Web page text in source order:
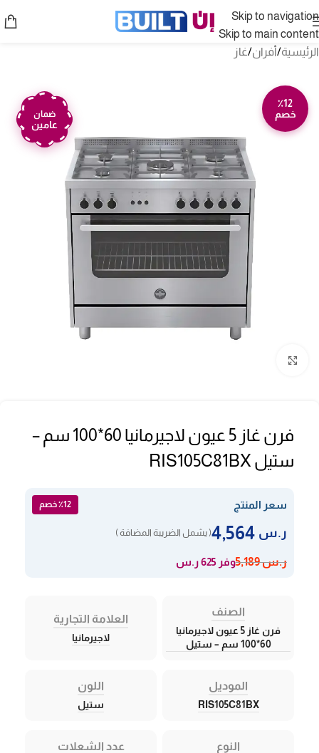
Skip to navigation
Skip to main content
الرئيسية/أفران/غاز
٪12
خصم
ضمان
عامين
فرن غاز 5 عيون لاجيرمانيا 60*100 سم –
ستيل RIS105C81BX
سعر المنتج ٪12 خصم
ر.س ( يشمل الضريبة المضافة )
ر.س5,189 وفر 625 ر.س
الصنف
فرن غاز 5 عيون لاجيرمانيا
60*100 سم – ستيل
العلامة التجارية
لاجيرمانيا
الموديل
RIS105C81BX
اللون
ستيل
النوع عدد الشعلات